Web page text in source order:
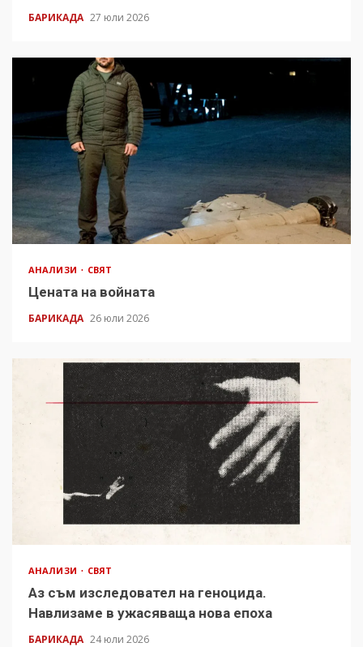
БАРИКАДА 27 юли 2026
АНАЛИЗИ СВЯТ
Цената на войната
БАРИКАДА 26 юли 2026
АНАЛИЗИ СВЯТ
Аз съм изследовател на геноцида.
Навлизаме в ужасяваща нова епоха
БАРИКАДА 24 юли 2026